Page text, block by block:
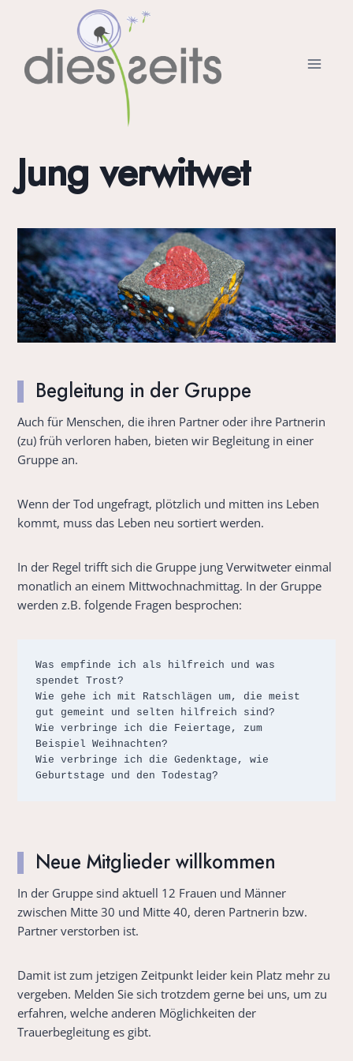
springen
Jung verwitwet
Begleitung in der Gruppe
Auch für Menschen, die ihren Partner oder ihre Partnerin
(zu) früh verloren haben, bieten wir Begleitung in einer
Gruppe an.
Wenn der Tod ungefragt, plötzlich und mitten ins Leben
kommt, muss das Leben neu sortiert werden.
In der Regel trifft sich die Gruppe jung Verwitweter einmal
monatlich an einem Mittwochnachmittag. In der Gruppe
werden z.B. folgende Fragen besprochen:
Was empfinde ich als hilfreich und was
spendet Trost?
Wie gehe ich mit Ratschlägen um, die meist
gut gemeint und selten hilfreich sind?
Wie verbringe ich die Feiertage, zum
Beispiel Weihnachten?
Wie verbringe ich die Gedenktage, wie
Geburtstage und den Todestag?
Neue Mitglieder willkommen
In der Gruppe sind aktuell 12 Frauen und Männer
zwischen Mitte 30 und Mitte 40, deren Partnerin bzw.
Partner verstorben ist.
Damit ist zum jetzigen Zeitpunkt leider kein Platz mehr zu
vergeben. Melden Sie sich trotzdem gerne bei uns, um zu
erfahren, welche anderen Möglichkeiten der
Trauerbegleitung es gibt.